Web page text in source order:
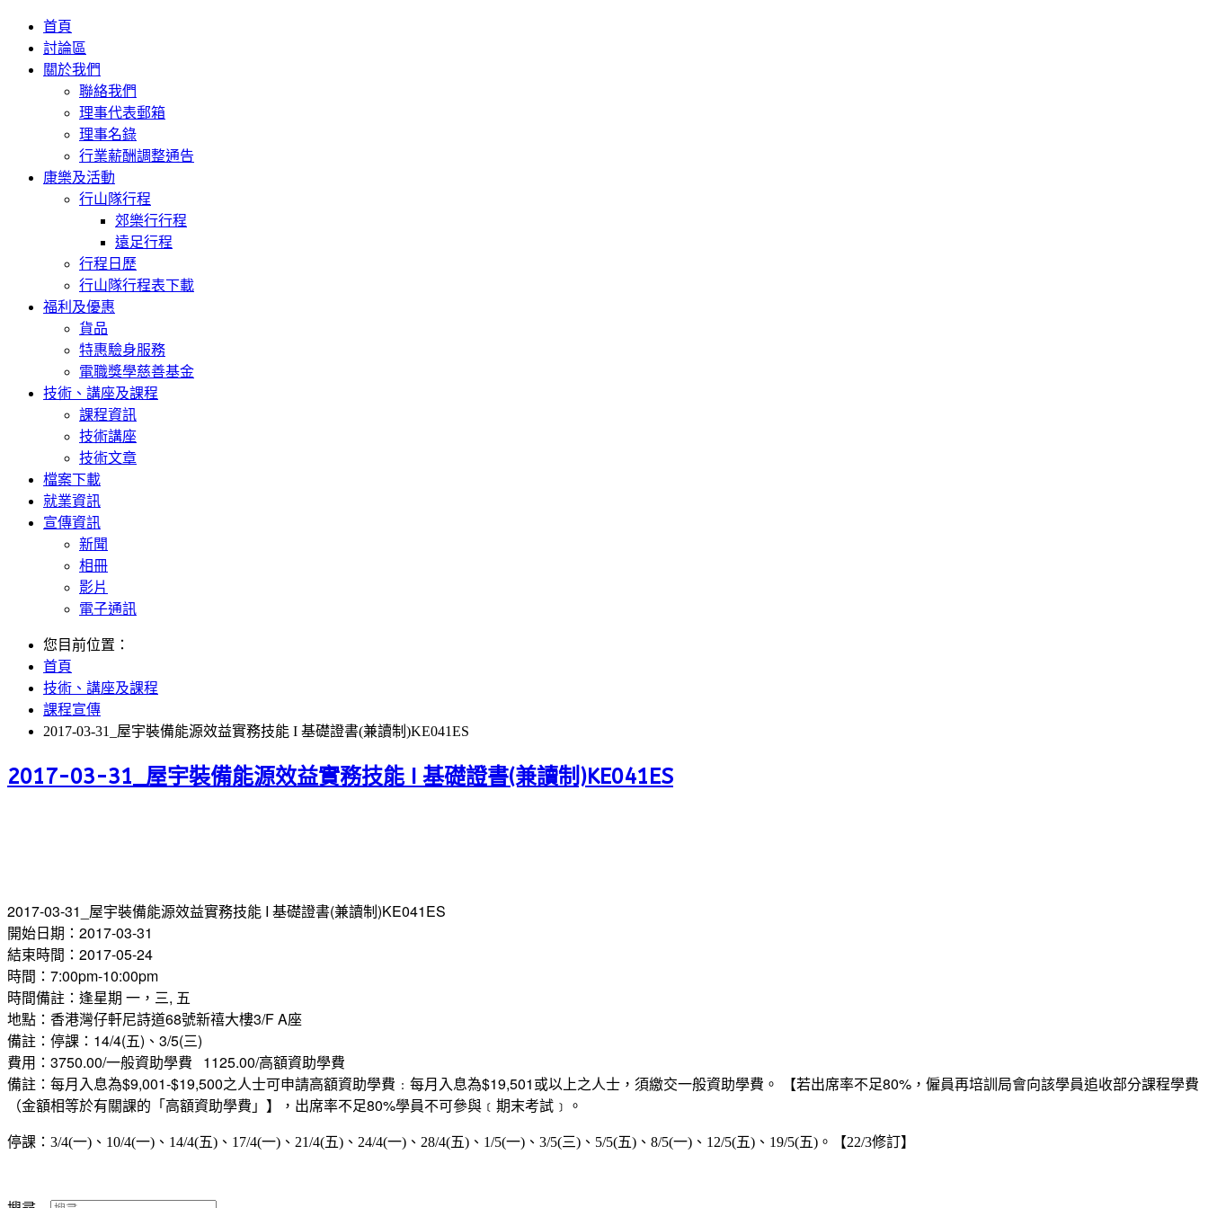
首頁
討論區
關於我們
聯絡我們
理事代表郵箱
理事名錄
行業薪酬調整通告
康樂及活動
行山隊行程
郊樂行行程
遠足行程
行程日歷
行山隊行程表下載
福利及優惠
貨品
特惠驗身服務
電職獎學慈善基金
技術、講座及課程
課程資訊
技術講座
技術文章
檔案下載
就業資訊
宣傳資訊
新聞
相冊
影片
電子通訊
您目前位置：
首頁
技術、講座及課程
課程宣傳
2017-03-31_屋宇裝備能源效益實務技能 I 基礎證書(兼讀制)KE041ES
2017-03-31_屋宇裝備能源效益實務技能 I 基礎證書(兼讀制)KE041ES
2017-03-31_屋宇裝備能源效益實務技能 I 基礎證書(兼讀制)KE041ES
開始日期：2017-03-31
結束時間：2017-05-24
時間：7:00pm-10:00pm
時間備註：逢星期 一，三, 五
地點：香港灣仔軒尼詩道68號新禧大樓3/F A座
備註：停課：14/4(五)、3/5(三)
費用：3750.00/一般資助學費   1125.00/高額資助學費
備註：每月入息為$9,001-$19,500之人士可申請高額資助學費﹕每月入息為$19,501或以上之人士，須繳交一般資助學費。 【若出席率不足80%，僱員再培訓局會向該學員追收部分課程學費
（金額相等於有關課的「高額資助學費」】，出席率不足80%學員不可參與﹝期末考試﹞。
停課：3/4(一)、10/4(一)、14/4(五)、17/4(一)、21/4(五)、24/4(一)、28/4(五)、1/5(一)、3/5(三)、5/5(五)、8/5(一)、12/5(五)、19/5(五)。【22/3修訂】